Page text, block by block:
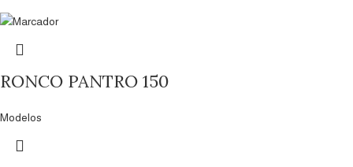
RONCO PANTRO 150
Modelos